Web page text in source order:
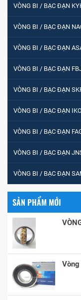
VÒNG BI / BẠC ĐẠN
VÒNG BI / BẠC ĐẠN
VÒNG BI / BẠC ĐẠN
VÒNG BI / BẠC ĐẠN
VÒNG BI / BẠC ĐẠN
VÒNG BI / BẠC ĐẠN
VÒNG BI / BẠC ĐẠN
VÒNG BI / BẠC ĐẠN
VÒNG BI / BẠC ĐẠN
SẢN PHẨM MỚI